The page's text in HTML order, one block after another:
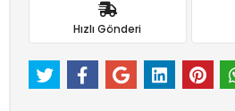
Hızlı Gönderi